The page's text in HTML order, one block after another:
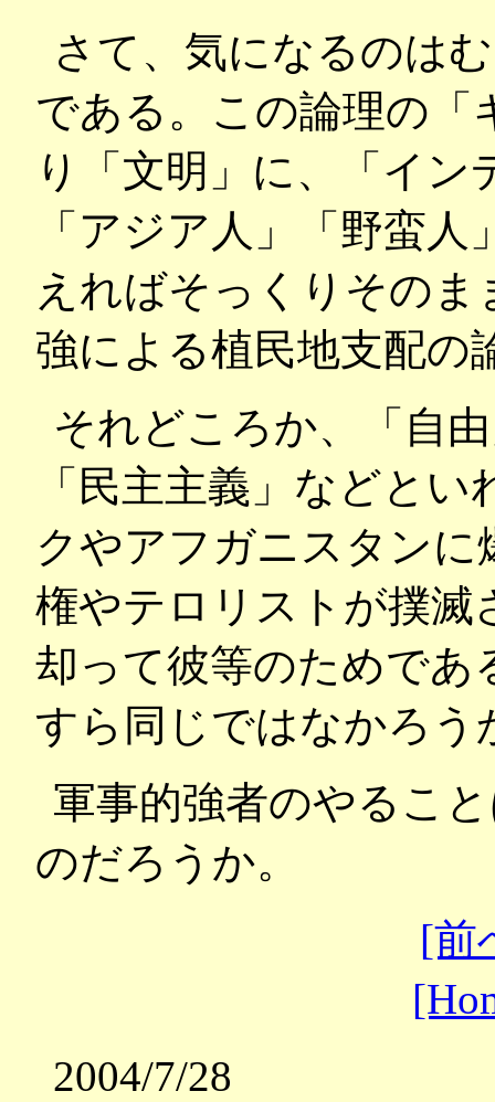
さて、気になるのは
である。この論理の「
り「文明」に、「イ
「アジア人」「野蛮
えればそっくりそのま
強による植民地支配の
それどころか、「自
「民主主義」などと
クやアフガニスタン
権やテロリストが撲滅
却って彼等のためであ
すら同じではなかろう
軍事的強者のやるこ
のだろうか。
[前
2004/7/28